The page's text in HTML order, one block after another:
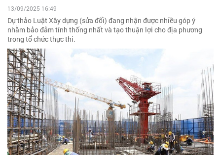
13/09/2025 16:49
Dự thảo Luật Xây dựng (sửa đổi) đang nhận được nhiều góp ý
nhằm bảo đảm tính thống nhất và tạo thuận lợi cho địa phương
trong tổ chức thực thi.